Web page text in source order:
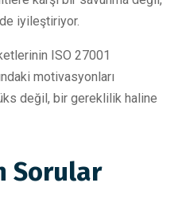
iyileştiriyor.
ISO 27001
motivasyonları
değil, bir gereklilik haline
Sorular